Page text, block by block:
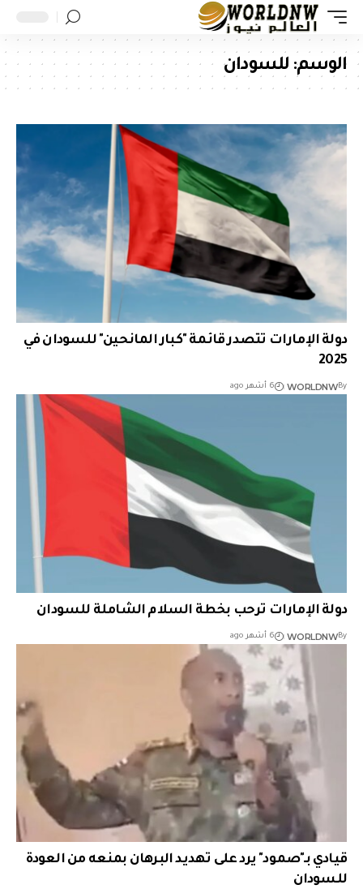
الوسم: للسودان
دولة الإمارات تتصدر قائمة "كبار المانحين" للسودان في
2025
By
WORLDNW 6 أشهر ago
دولة الإمارات ترحب بخطة السلام الشاملة للسودان
By
WORLDNW 6 أشهر ago
قيادي بـ"صمود" يرد على تهديد البرهان بمنعه من العودة
للسودان